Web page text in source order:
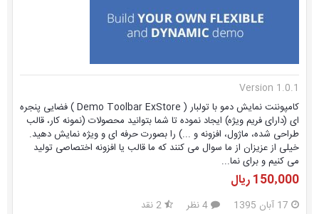
Version 1.0.1
کامپوننت نمایش دمو با تولبار ( Demo Toolbar ExStore ) فضایی پنجره
ای (دارای فریم ویژه) ایجاد نموده تا شما بتوانید محصولات (نمونه کار، قالب
طراحی شده، ماژول، افزونه و ...) را بصورت حرفه ای و ویژه نمایش دهید.
خیلی از عزیزان از ما سوال می کنند که ما قالب یا افزونه اختصاصی تولید
می کنیم و برای نما...
150٬000 ریال
17 آبان 1395